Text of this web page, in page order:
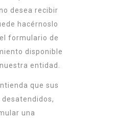
desea recibir
hacérnoslo
formulario de
disponible
entidad.
que sus
una